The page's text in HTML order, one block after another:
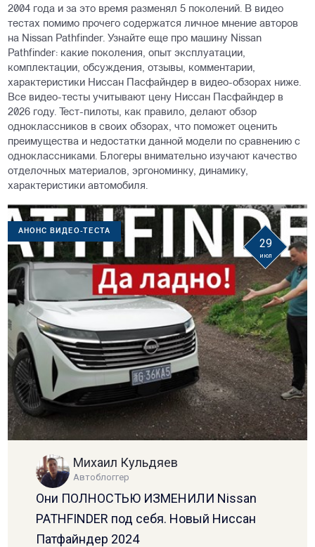
2004 года и за это время разменял 5 поколений. В видео
тестах помимо прочего содержатся личное мнение авторов
на Nissan Pathfinder. Узнайте еще про машину Nissan
Pathfinder: какие поколения, опыт эксплуатации,
комплектации, обсуждения, отзывы, комментарии,
характеристики Ниссан Пасфайндер в видео-обзорах ниже.
Все видео-тесты учитывают цену Ниссан Пасфайндер в
2026 году. Тест-пилоты, как правило, делают обзор
одноклассников в своих обзорах, что поможет оценить
преимущества и недостатки данной модели по сравнению с
одноклассниками. Блогеры внимательно изучают качество
отделочных материалов, эргономинку, динамику,
характеристики автомобиля.
АНОНС ВИДЕО-ТЕСТА
29
июл
Михаил Кульдяев
Автоблоггер
Они ПОЛНОСТЬЮ ИЗМЕНИЛИ Nissan
PATHFINDER под себя. Новый Ниссан
Патфайндер 2024